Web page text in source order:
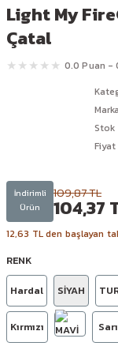
Light My
Çatal
0.0 Puan -
Marka
Stok
Fiyat
İndirimli
Ürün
109,87 TL
104,37
12,63 TL den başlayan
RENK
Hardal
SİYAH
Kırmızı Sarı